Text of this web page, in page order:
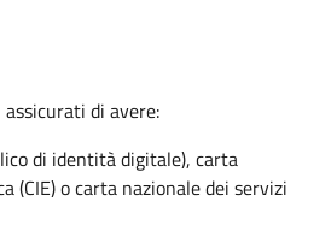
assicurati di avere:
di identità digitale), carta
(CIE) o carta nazionale dei servizi